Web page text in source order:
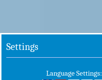
Settings
Language Settings: